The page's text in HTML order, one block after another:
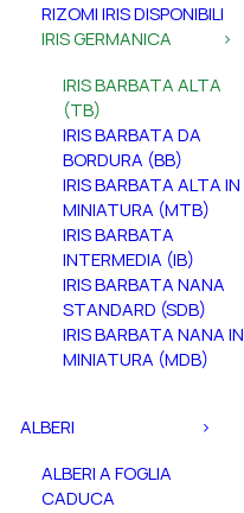
RIZOMI IRIS DISPONIBILI
IRIS GERMANICA
IRIS BARBATA ALTA
(TB)
IRIS BARBATA DA
BORDURA (BB)
IRIS BARBATA ALTA IN
MINIATURA (MTB)
IRIS BARBATA
INTERMEDIA (IB)
IRIS BARBATA NANA
STANDARD (SDB)
IRIS BARBATA NANA IN
MINIATURA (MDB)
ALBERI
ALBERI A FOGLIA
CADUCA